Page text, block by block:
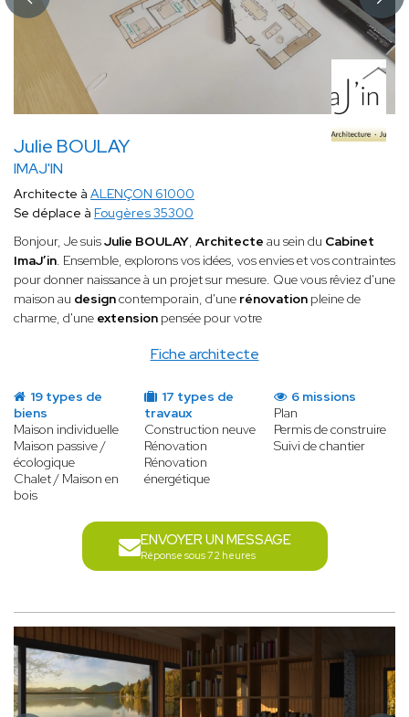
Julie BOULAY
IMAJ'IN
Fiche architecte
Architecte à ALENÇON 61000
Se déplace à Fougères 35300
Bonjour, Je suisJulie BOULAY, Architecte au sein du Cabinet
ImaJ’in. Ensemble, explorons vos idées, vos envies et vos contraintes
pour donner naissance à un projet sur mesure. Que vous rêviez d'une
maison au designcontemporain, d'une rénovation pleine de
charme, d'une extension pensée pour votre
19 types de
biens
Maison individuelle
Maison passive /
écologique
Chalet / Maison en
bois
17 types de
travaux
Construction neuve
Rénovation
Rénovation
énergétique
6 missions
Plan
Permis de construire
Suivi de chantier
ENVOYER UN MESSAGE
Réponse sous 72 heures